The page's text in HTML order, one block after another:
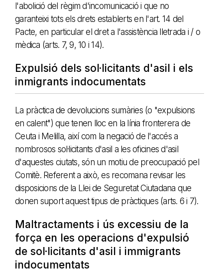
l'abolició del règim d'incomunicació i que no
garanteixi tots els drets establerts en l'art. 14 del
Pacte, en particular el dret a l'assistència lletrada i / o
mèdica (arts. 7, 9, 10 i 14).
Expulsió dels sol·licitants d'asil i els
inmigrants indocumentats
La pràctica de devolucions sumàries (o "expulsions
en calent") que tenen lloc en la línia fronterera de
Ceuta i Melilla, així com la negació de l'accés a
nombrosos sol·licitants d'asil a les oficines d'asil
d'aquestes ciutats, són un motiu de preocupació pel
Comitè. Referent a això, es recomana revisar les
disposicions de la Llei de Seguretat Ciutadana que
donen suport aquest tipus de pràctiques (arts. 6 i 7).
Maltractaments i ús excessiu de la
força en les operacions d'expulsió
de sol·licitants d'asil i immigrants
indocumentats